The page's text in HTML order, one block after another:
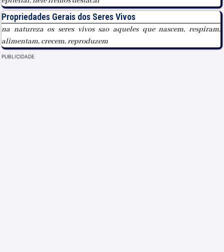
Propriedades Gerais dos Seres Vivos
na natureza os seres vivos sao aqueles que nascem, respiram,
alimentam, crecem, reproduzem
PUBLICIDADE